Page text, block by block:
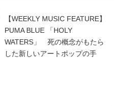
【WEEKLY MUSIC FEATURE】
PUMA BLUE 「HOLY
WATERS」 死の概念がもたら
した新しいアートポップの手